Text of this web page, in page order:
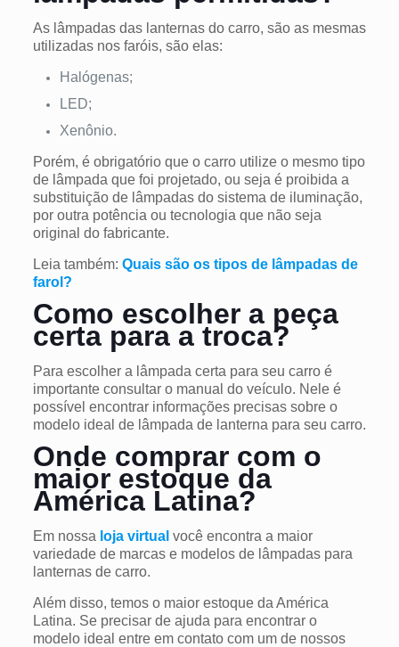
As lâmpadas das lanternas do carro, são as mesmas
utilizadas nos faróis, são elas:
Halógenas;
LED;
Xenônio.
Porém, é obrigatório que o carro utilize o mesmo tipo
de lâmpada que foi projetado, ou seja é proibida a
substituição de lâmpadas do sistema de iluminação,
por outra potência ou tecnologia que não seja
original do fabricante.
Leia também: Quais são os tipos de lâmpadas de
farol?
Como escolher a peça
certa para a troca?
Para escolher a lâmpada certa para seu carro é
importante consultar o manual do veículo. Nele é
possível encontrar informações precisas sobre o
modelo ideal de lâmpada de lanterna para seu carro.
Onde comprar com o
maior estoque da
América Latina?
Em nossa loja virtual você encontra a maior
variedade de marcas e modelos de lâmpadas para
lanternas de carro.
Além disso, temos o maior estoque da América
Latina. Se precisar de ajuda para encontrar o
modelo ideal entre em contato com um de nossos